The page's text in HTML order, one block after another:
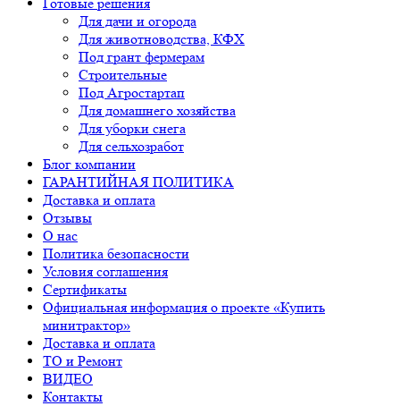
Для дачи и огорода
Для животноводства, КФХ
Под грант фермерам
Строительные
Под Агростартап
Для домашнего хозяйства
Для уборки снега
Для сельхозработ
Блог компании
ГАРАНТИЙНАЯ ПОЛИТИКА
Доставка и оплата
Отзывы
О нас
Политика безопасности
Условия соглашения
Сертификаты
Официальная информация о проекте «Купить
минитрактор»
Доставка и оплата
ТО и Ремонт
ВИДЕО
Контакты